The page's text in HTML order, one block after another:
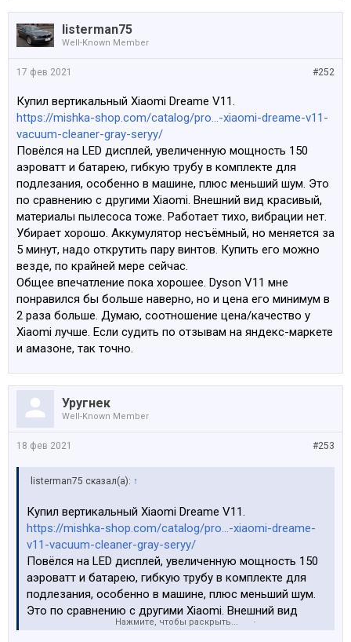
listerman75
Well-Known Member
#252
17 фев 2021
Купил вертикальный Xiaomi Dreame V11.
https://mishka-shop.com/catalog/pro...-xiaomi-dreame-v11-
vacuum-cleaner-gray-seryy/
Повёлся на LED дисплей, увеличенную мощность 150
аэроватт и батарею, гибкую трубу в комплекте для
подлезания, особенно в машине, плюс меньший шум. Это
по сравнению с другими Xiaomi. Внешний вид красивый,
материалы пылесоса тоже. Работает тихо, вибрации нет.
Убирает хорошо. Аккумулятор несъёмный, но меняется за
5 минут, надо открутить пару винтов. Купить его можно
везде, по крайней мере сейчас.
Общее впечатление пока хорошее. Dyson V11 мне
понравился бы больше наверно, но и цена его минимум в
2 раза больше. Думаю, соотношение цена/качество у
Xiaomi лучше. Если судить по отзывам на яндекс-маркете
и амазоне, так точно.
Уругнек
Well-Known Member
#253
18 фев 2021
listerman75 сказал(а): ↑
Купил вертикальный Xiaomi Dreame V11.
https://mishka-shop.com/catalog/pro...-xiaomi-dreame-
v11-vacuum-cleaner-gray-seryy/
Повёлся на LED дисплей, увеличенную мощность 150
аэроватт и батарею, гибкую трубу в комплекте для
подлезания, особенно в машине, плюс меньший шум.
Это по сравнению с другими Xiaomi. Внешний вид
красивый, материалы пылесоса тоже. Работает тихо,
Нажмите, чтобы раскрыть...